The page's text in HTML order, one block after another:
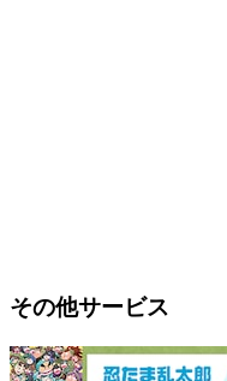
その他サービス